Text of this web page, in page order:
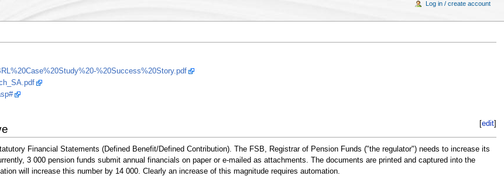
%20Success%20Story.pdf
[edit]
Financial Statements (Defined Benefit/Defined Contribution). The FSB, Registrar of Pension Funds ("the regulator") needs to increase its
3 000 pension funds submit annual financials on paper or e-mailed as attachments. The documents are printed and captured into the
will increase this number by 14 000. Clearly an increase of this magnitude requires automation.
Log in / create account